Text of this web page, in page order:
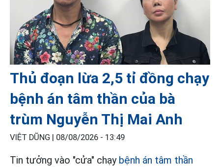
Thủ đoạn lừa 2,5 tỉ đồng chạy
bệnh án tâm thần của bà
trùm Nguyễn Thị Mai Anh
VIỆT DŨNG | 08/08/2026 - 13:49
Tin tưởng vào "cửa" chạy bệnh án tâm thần